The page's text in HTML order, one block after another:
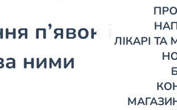
ЛІКАРІ
п’явок і
ними